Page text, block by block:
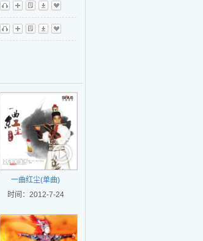
听
播 歌 下 收
听
播 歌 下 收
一曲红尘(单曲)
时间：2012-7-24